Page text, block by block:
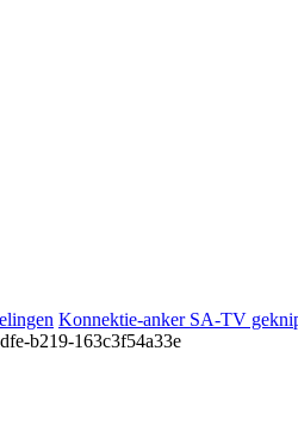
Konnektie-anker SA-TV